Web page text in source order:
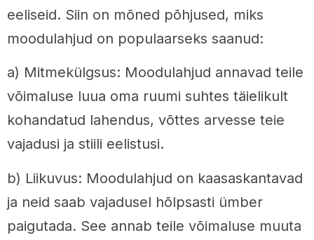
eeliseid. Siin on mõned põhjused, miks
moodulahjud on populaarseks saanud:
a) Mitmekülgsus: Moodulahjud annavad teile
võimaluse luua oma ruumi suhtes täielikult
kohandatud lahendus, võttes arvesse teie
vajadusi ja stiili eelistusi.
b) Liikuvus: Moodulahjud on kaasaskantavad
ja neid saab vajadusel hõlpsasti ümber
paigutada. See annab teile võimaluse muuta